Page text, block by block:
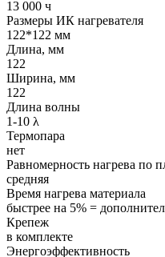
13 000 ч
Размеры ИК нагревателя
122*122 мм
Длина, мм
122
Ширина, мм
122
Длина волны
1-10 λ
Термопара
нет
Равномерность нагрева по
средняя
Время нагрева материала
быстрее на 5% =
Крепеж
в комплекте
Энергоэффективность